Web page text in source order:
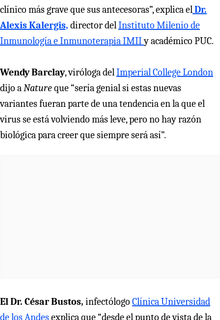
clínico más grave que sus antecesoras”, explica elDr.
Alexis Kalergis, director delInstituto Milenio de
Inmunología e Inmunoterapia IMIIy académico PUC.
Wendy Barclay, viróloga delImperial College London
dijo aNatureque “sería genial si estas nuevas
variantes fueran parte de una tendencia en la que el
virus se está volviendo más leve, pero no hay razón
biológica para creer que siempre será así”.
El Dr. César Bustos, infectólogo Clínica Universidad
de los Andesexplica que “desde el punto de vista de la